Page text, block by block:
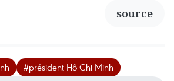
source
#président Hô Chi Minh